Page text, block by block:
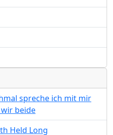
spreche ich mit mir
beide
Held Long